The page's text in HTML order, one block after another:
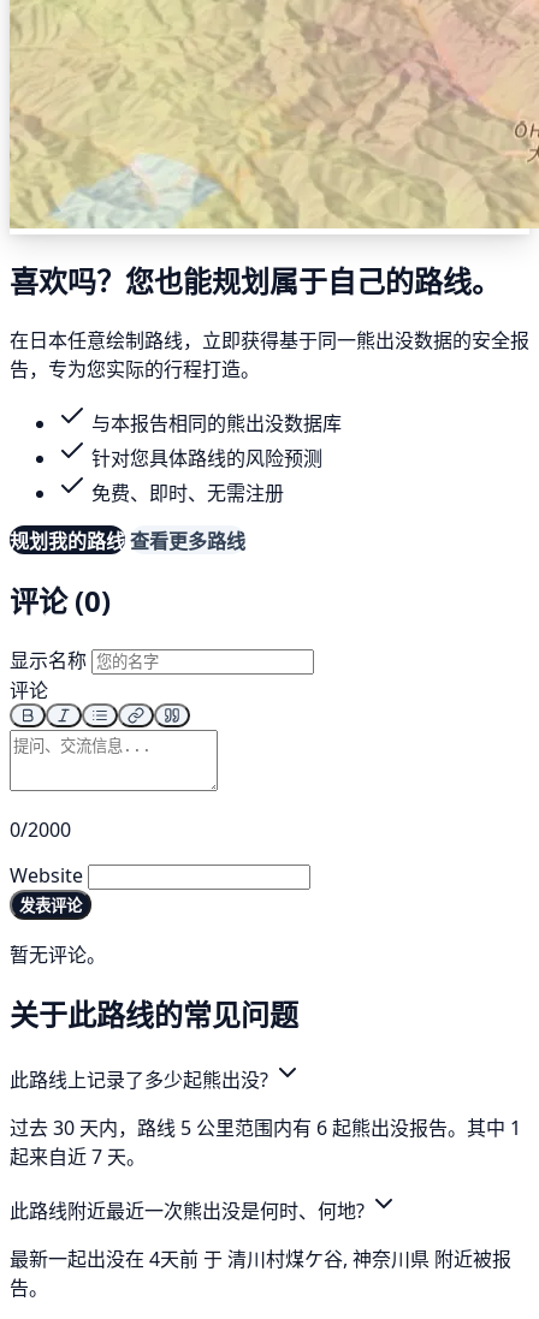
喜欢吗？您也能规划属于自己的路线。
在日本任意绘制路线，立即获得基于同一熊出没数据的安全报
告，专为您实际的行程打造。
与本报告相同的熊出没数据库
针对您具体路线的风险预测
免费、即时、无需注册
规划我的路线查看更多路线
评论 (0)
显示名称
评论
0/2000
Website
发表评论
暂无评论。
关于此路线的常见问题
此路线上记录了多少起熊出没?
过去 30 天内，路线 5 公里范围内有 6 起熊出没报告。其中 1
起来自近 7 天。
此路线附近最近一次熊出没是何时、何地?
最新一起出没在 4天前 于 清川村煤ケ谷, 神奈川県 附近被报
告。